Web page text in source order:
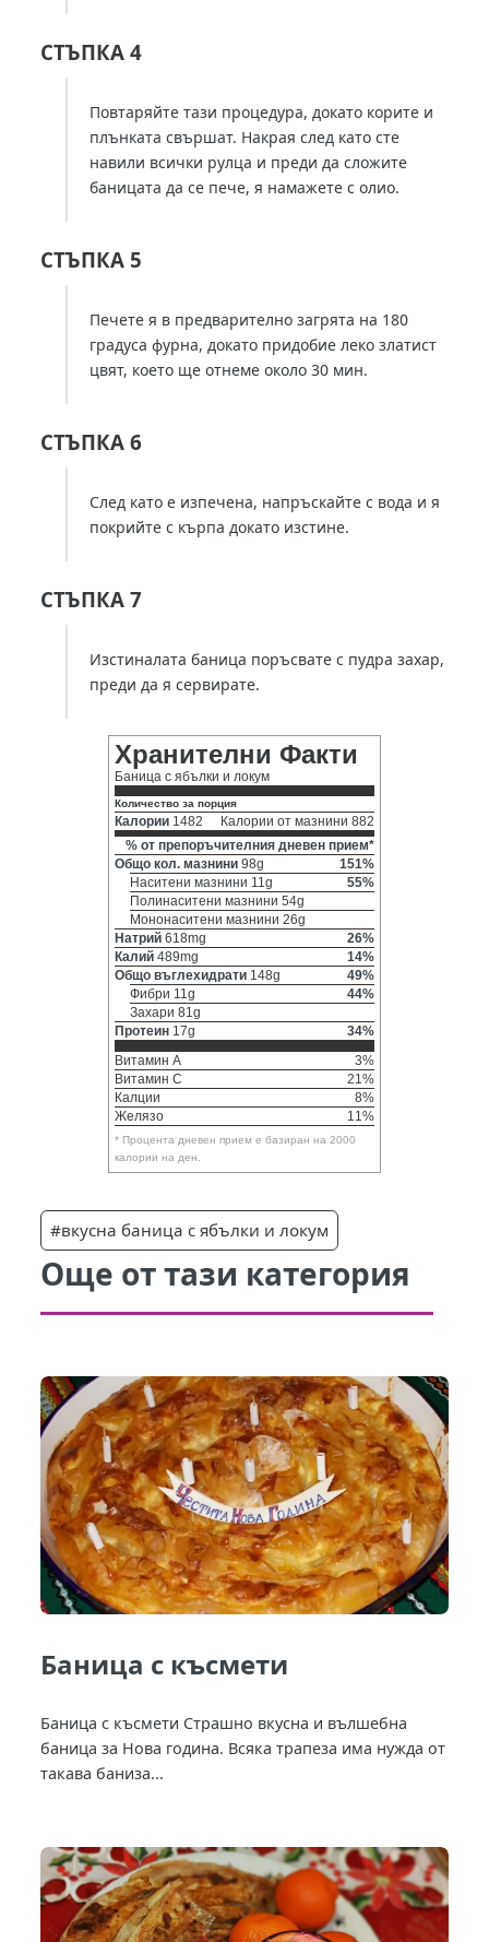
СТЪПКА 4
Повтаряйте тази процедура, докато корите и
плънката свършат. Накрая след като сте
навили всички рулца и преди да сложите
баницата да се пече, я намажете с олио.
СТЪПКА 5
Печете я в предварително загрята на 180
градуса фурна, докато придобие леко златист
цвят, което ще отнеме около 30 мин.
СТЪПКА 6
След като е изпечена, напръскайте с вода и я
покрийте с кърпа докато изстине.
СТЪПКА 7
Изстиналата баница поръсвате с пудра захар,
преди да я сервирате.
Хранителни Факти
Баница с ябълки и локум
Количество за порция
Калории 1482
Калории от мазнини 882
% от препоръчителния дневен прием*
Общо кол. мазнини 98g
151%
Наситени мазнини 11g
55%
Полинаситени мазнини 54g
Мононаситени мазнини 26g
Натрий 618mg
26%
Калий 489mg
14%
Общо въглехидрати 148g
49%
Фибри 11g
44%
Захари 81g
Протеин 17g
34%
Витамин A
3%
Витамин C
21%
Калции
8%
Желязо
11%
* Процента дневен прием е базиран на 2000
калории на ден.
#вкусна баница с ябълки и локум
Още от тази категория
Баница с късмети
Баница с късмети Страшно вкусна и вълшебна
баница за Нова година. Всяка трапеза има нужда от
такава баниза...